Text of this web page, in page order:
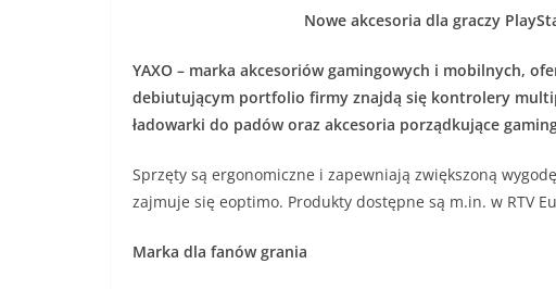
Nowe akcesoria dla graczy
YAXO – marka akcesoriów gamingowych i mobilnych,
debiutującym portfolio firmy znajdą się kontrolery
ładowarki do padów oraz akcesoria porządkujące
Sprzęty są ergonomiczne i zapewniają zwiększoną
zajmuje się eoptimo. Produkty dostępne są m.in. w RTV
Marka dla fanów grania